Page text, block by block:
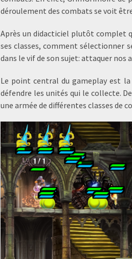
déroulement des combats se voit
Après un didacticiel plutôt complet
ses classes, comment sélectionner
dans le vif de son sujet: attaquer
Le point central du gameplay est
défendre les unités qui le collecte.
une armée de différentes classes de